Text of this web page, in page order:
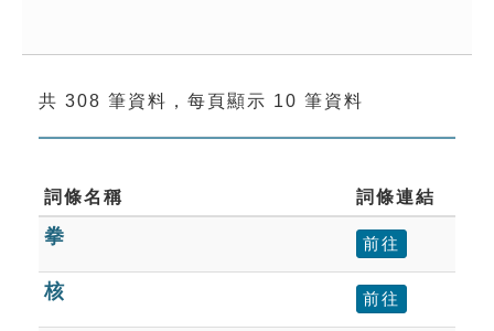
成語故事
索引選單
單字索引
生命大百科索引
遊戲專區
共 308 筆資料，每頁顯示 10 筆資料
詞條名稱 詞條連結
拳 前往
核 前往